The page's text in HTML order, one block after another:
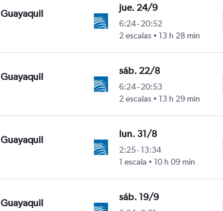
Guayaquil
jue. 24/9
6:24-20:52
2 escalas
13 h 28 min
Guayaquil
sáb. 22/8
6:24-20:53
2 escalas
13 h 29 min
Guayaquil
lun. 31/8
2:25-13:34
1 escala
10 h 09 min
Guayaquil
sáb. 19/9